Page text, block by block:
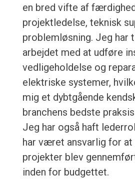
en bred vifte af
projektledelse, teknisk
problemløsning. Jeg har
arbejdet med at udføre
vedligeholdelse og
elektriske systemer,
mig et dybtgående
branchens bedste
Jeg har også haft
har været ansvarlig for at
projekter blev
inden for budgettet.